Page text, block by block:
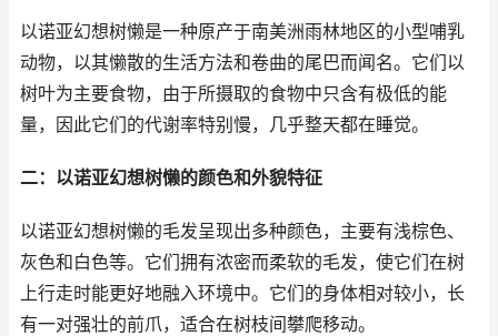
以诺亚幻想树懒是一种原产于南美洲雨林地区的小型哺乳
动物，以其懒散的生活方法和卷曲的尾巴而闻名。它们以
树叶为主要食物，由于所摄取的食物中只含有极低的能
量，因此它们的代谢率特别慢，几乎整天都在睡觉。
二：以诺亚幻想树懒的颜色和外貌特征
以诺亚幻想树懒的毛发呈现出多种颜色，主要有浅棕色、
灰色和白色等。它们拥有浓密而柔软的毛发，使它们在树
上行走时能更好地融入环境中。它们的身体相对较小，长
有一对强壮的前爪，适合在树枝间攀爬移动。